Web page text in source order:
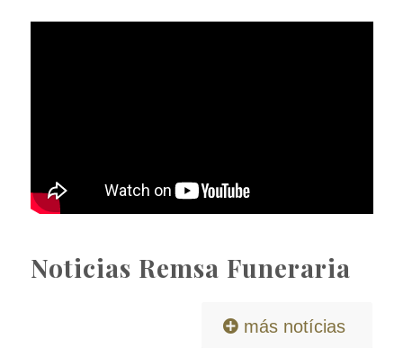
Noticias Remsa Funeraria
más notícias